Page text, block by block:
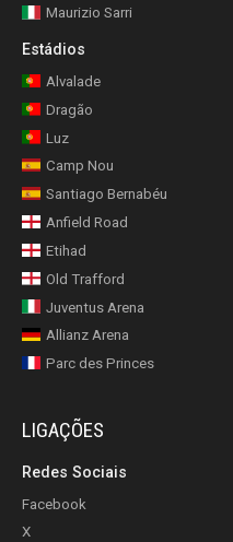
Maurizio Sarri
Estádios
Alvalade
Dragão
Luz
Camp Nou
Santiago Bernabéu
Anfield Road
Etihad
Old Trafford
Juventus Arena
Allianz Arena
Parc des Princes
LIGAÇÕES
Redes Sociais
Facebook
X